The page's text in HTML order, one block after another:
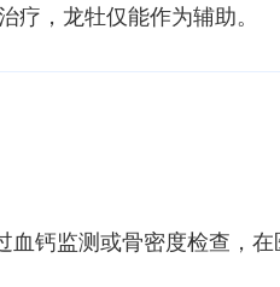
，龙牡仅能作为辅助。
钙监测或骨密度检查，在